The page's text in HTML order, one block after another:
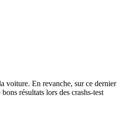
voiture. En revanche, sur ce dernier
résultats lors des crashs-test